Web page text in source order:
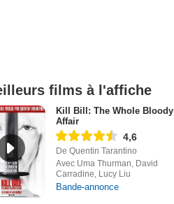
films à l'affiche
Kill Bill: The Whole Bloody
Affair
4,6
De Quentin Tarantino
Avec Uma Thurman, David
Carradine, Lucy Liu
Bande-annonce